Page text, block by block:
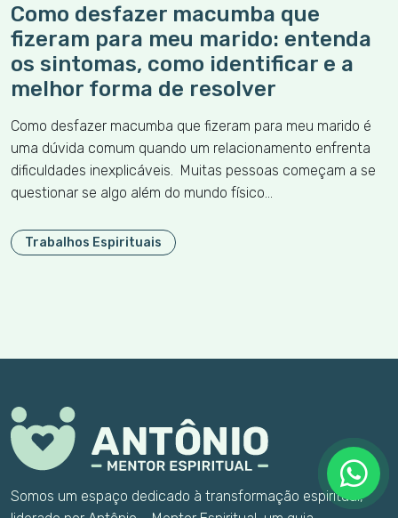
Como desfazer macumba que
fizeram para meu marido: entenda
os sintomas, como identificar e a
melhor forma de resolver
Como desfazer macumba que fizeram para meu marido é
uma dúvida comum quando um relacionamento enfrenta
dificuldades inexplicáveis. Muitas pessoas começam a se
questionar se algo além do mundo físico…
Trabalhos Espirituais
Somos um espaço dedicado à transformação espiritual,